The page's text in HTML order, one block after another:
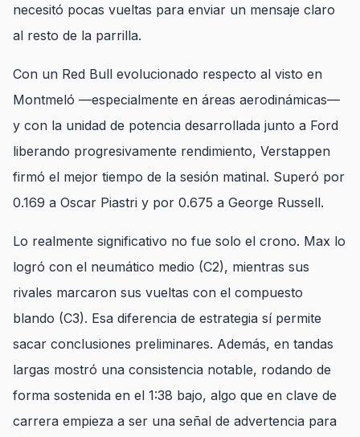
necesitó pocas vueltas para enviar un mensaje claro
al resto de la parrilla.
Con un Red Bull evolucionado respecto al visto en
Montmeló —especialmente en áreas aerodinámicas—
y con la unidad de potencia desarrollada junto a Ford
liberando progresivamente rendimiento, Verstappen
firmó el mejor tiempo de la sesión matinal. Superó por
0.169 a Oscar Piastri y por 0.675 a George Russell.
Lo realmente significativo no fue solo el crono. Max lo
logró con el neumático medio (C2), mientras sus
rivales marcaron sus vueltas con el compuesto
blando (C3). Esa diferencia de estrategia sí permite
sacar conclusiones preliminares. Además, en tandas
largas mostró una consistencia notable, rodando de
forma sostenida en el 1:38 bajo, algo que en clave de
carrera empieza a ser una señal de advertencia para